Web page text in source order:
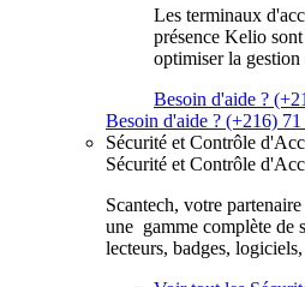
Les terminaux
présence Kelio
optimiser la gestion
Besoin d'aide ?
Besoin d'aide ? (+216)
Sécurité et Contrôle
Sécurité et Contrôle
Scantech, votre
une gamme complète de
lecteurs, badges,